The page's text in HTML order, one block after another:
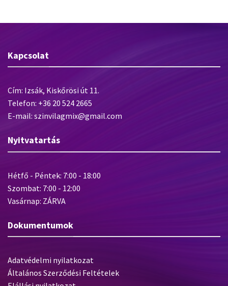
Kapcsolat
Cím: Izsák, Kiskőrösi út 11.
Telefon: +36 20 524 2665
E-mail: szinvilagmix@gmail.com
Nyitvatartás
Hétfő - Péntek: 7:00 - 18:00
Szombat: 7:00 - 12:00
Vasárnap: ZÁRVA
Dokumentumok
Adatvédelmi nyilatkozat
Általános Szerződési Feltételek